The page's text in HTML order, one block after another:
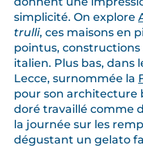
simplicité. On explore
trulli, ces maisons en
pointus, constructions
italien. Plus bas, dans
Lecce, surnommée la
pour son architecture
doré travaillé comme
la journée sur les
dégustant un gelato